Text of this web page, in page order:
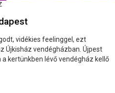
vidékies feelinggel, ezt
Újkisház vendégházban. Újpest
kertünkben lévő vendégház kellő